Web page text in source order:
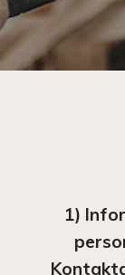
1)